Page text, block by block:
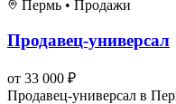
Пермь • Продажи
Продавец-универсал
от 33 000 ₽
Продавец-универсал в